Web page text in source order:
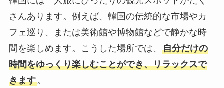
さんあります。例えば、韓国の伝統的な市場やカ
フェ巡り、または美術館や博物館などで静かな時
間を楽しめます。こうした場所では、 自分だけの
時間をゆっくり楽しむことができ、リラックスで
きます。